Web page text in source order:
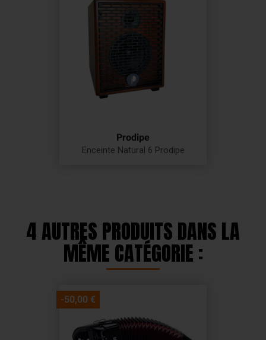
Prodipe
Enceinte Natural 6 Prodipe
4 AUTRES PRODUITS DANS LA
MÊME CATÉGORIE :
-50,00 €